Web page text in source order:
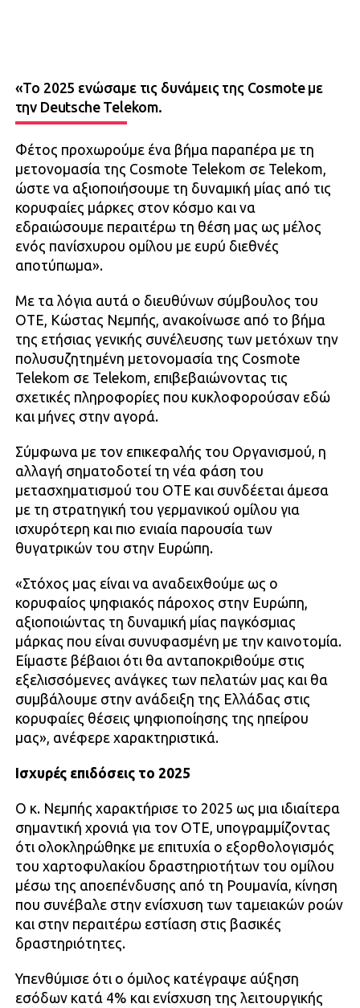
«Το 2025 ενώσαμε τις δυνάμεις της Cosmote με
την Deutsche Telekom.
Φέτος προχωρούμε ένα βήμα παραπέρα με τη
μετονομασία της Cosmote Telekom σε Telekom,
ώστε να αξιοποιήσουμε τη δυναμική μίας από τις
κορυφαίες μάρκες στον κόσμο και να
εδραιώσουμε περαιτέρω τη θέση μας ως μέλος
ενός πανίσχυρου ομίλου με ευρύ διεθνές
αποτύπωμα».
Με τα λόγια αυτά ο διευθύνων σύμβουλος του
ΟΤΕ, Κώστας Νεμπής, ανακοίνωσε από το βήμα
της ετήσιας γενικής συνέλευσης των μετόχων την
πολυσυζητημένη μετονομασία της Cosmote
Telekom σε Telekom, επιβεβαιώνοντας τις
σχετικές πληροφορίες που κυκλοφορούσαν εδώ
και μήνες στην αγορά.
Σύμφωνα με τον επικεφαλής του Οργανισμού, η
αλλαγή σηματοδοτεί τη νέα φάση του
μετασχηματισμού του ΟΤΕ και συνδέεται άμεσα
με τη στρατηγική του γερμανικού ομίλου για
ισχυρότερη και πιο ενιαία παρουσία των
θυγατρικών του στην Ευρώπη.
«Στόχος μας είναι να αναδειχθούμε ως ο
κορυφαίος ψηφιακός πάροχος στην Ευρώπη,
αξιοποιώντας τη δυναμική μίας παγκόσμιας
μάρκας που είναι συνυφασμένη με την καινοτομία.
Είμαστε βέβαιοι ότι θα ανταποκριθούμε στις
εξελισσόμενες ανάγκες των πελατών μας και θα
συμβάλουμε στην ανάδειξη της Ελλάδας στις
κορυφαίες θέσεις ψηφιοποίησης της ηπείρου
μας», ανέφερε χαρακτηριστικά.
Ισχυρές επιδόσεις το 2025
Ο κ. Νεμπής χαρακτήρισε το 2025 ως μια ιδιαίτερα
σημαντική χρονιά για τον ΟΤΕ, υπογραμμίζοντας
ότι ολοκληρώθηκε με επιτυχία ο εξορθολογισμός
του χαρτοφυλακίου δραστηριοτήτων του ομίλου
μέσω της αποεπένδυσης από τη Ρουμανία, κίνηση
που συνέβαλε στην ενίσχυση των ταμειακών ροών
και στην περαιτέρω εστίαση στις βασικές
δραστηριότητες.
Υπενθύμισε ότι ο όμιλος κατέγραψε αύξηση
εσόδων κατά 4% και ενίσχυση της λειτουργικής